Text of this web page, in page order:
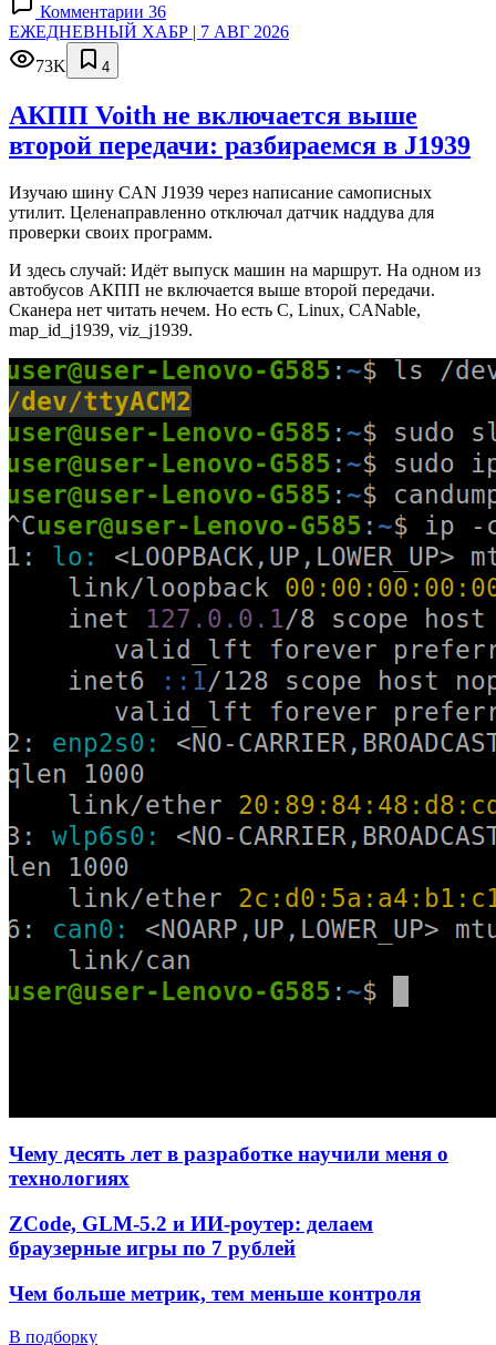
Комментарии 36
ЕЖЕДНЕВНЫЙ ХАБР | 7 АВГ 2026
73K
4
АКПП Voith не включается выше
второй передачи: разбираемся в J1939
Изучаю шину CAN J1939 через написание самописных
утилит. Целенаправленно отключал датчик наддува для
проверки своих программ.
И здесь случай: Идёт выпуск машин на маршрут. На одном из
автобусов АКПП не включается выше второй передачи.
Сканера нет читать нечем. Но есть C, Linux, CANable,
map_id_j1939, viz_j1939.
Чему десять лет в разработке научили меня о
технологиях
ZCode, GLM-5.2 и ИИ-роутер: делаем
браузерные игры по 7 рублей
Чем больше метрик, тем меньше контроля
В подборку